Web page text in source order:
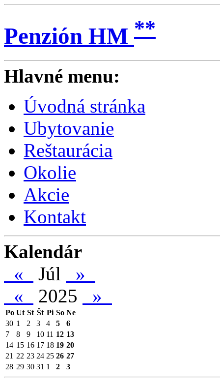
Penzión HM **
Hlavné menu:
Úvodná stránka
Ubytovanie
Reštaurácia
Okolie
Akcie
Kontakt
Kalendár
«
Júl
»
«
2025 »
Po Ut St Št Pi So Ne
30 1 2 3 4 5
6
7
8 9 10 11 12 13
14 15 16 17 18 19 20
21 22 23 24 25 26 27
28 29 30 31 1 2 3